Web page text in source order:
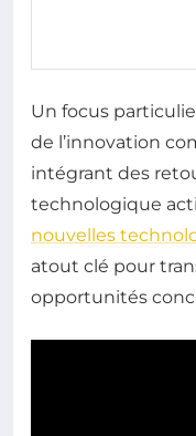
Un focus
de l’innovation
intégrant des
technologique
nouvelles
atout clé pour
opportunités